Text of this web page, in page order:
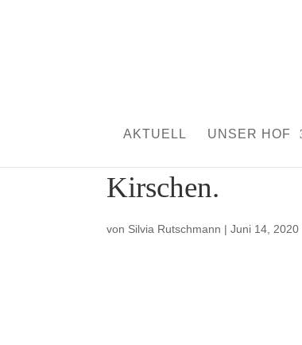
AKTUELL UNSER HOF
Kirschen.
von Silvia Rutschmann |Juni 14, 2020